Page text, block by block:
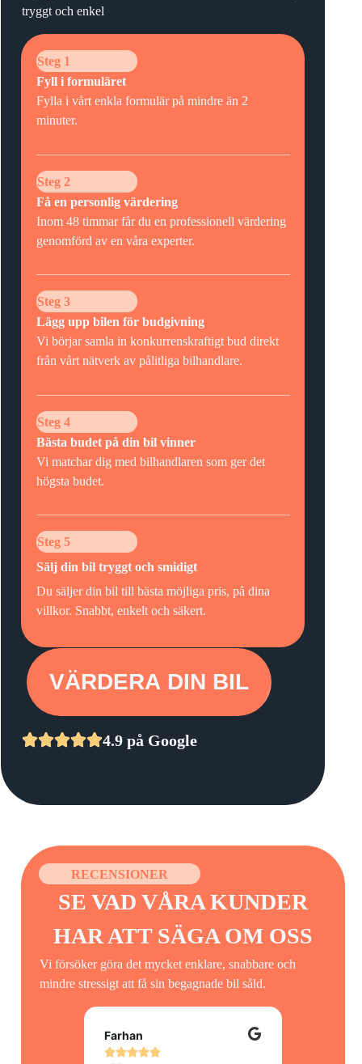
tryggt och enkel
Steg 1
Fyll i formuläret
Fylla i vårt enkla formulär på mindre än 2
minuter.
Steg 2
Få en personlig värdering
Inom 48 timmar får du en professionell värdering
genomförd av en våra experter.
Steg 3
Lägg upp bilen för budgivning
Vi börjar samla in konkurrenskraftigt bud direkt
från vårt nätverk av pålitliga bilhandlare.
Steg 4
Bästa budet på din bil vinner
Vi matchar dig med bilhandlaren som ger det
högsta budet.
Steg 5
Sälj din bil tryggt och smidigt
Du säljer din bil till bästa möjliga pris, på dina
villkor. Snabbt, enkelt och säkert.
VÄRDERA DIN BIL
4.9 på Google
RECENSIONER
SE VAD VÅRA KUNDER
HAR ATT SÄGA OM OSS​
Vi försöker göra det mycket enklare, snabbare och
mindre stressigt att få sin begagnade bil såld.
Farhan
